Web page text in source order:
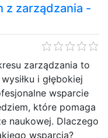
z zarządzania -
zarządzania to
i głębokiej
wsparcie
które pomaga
naukowej. Dlaczego
wsparcia?